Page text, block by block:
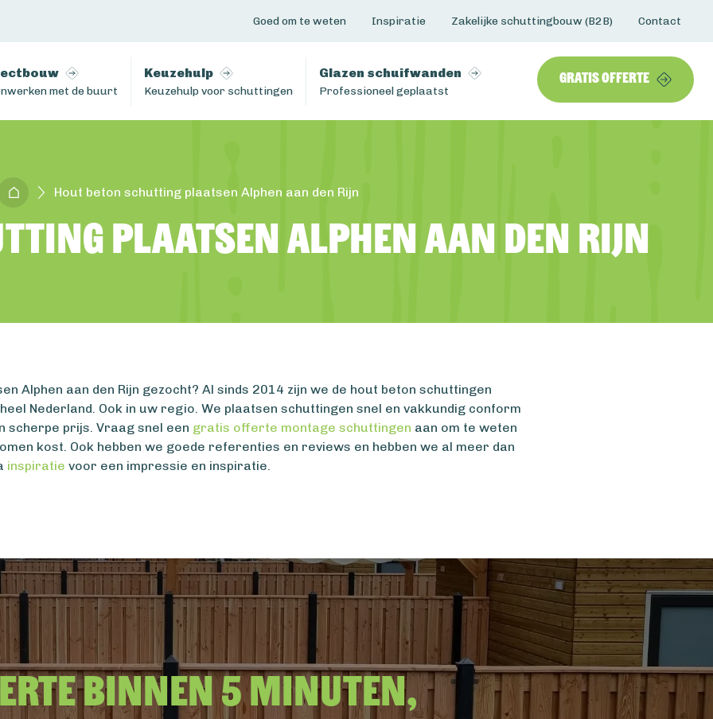
Goed om te weten Inspiratie Zakelijke schuttingbouw (B2B) Contact
met de buurt
Keuzehulp
Keuzehulp voor schuttingen
Glazen schuifwanden
Professioneel geplaatst
Gratis offerte
Hout beton schutting plaatsen Alphen aan den Rijn
plaatsen Alphen aan den Rijn
Alphen aan den Rijn gezocht? Al sinds 2014 zijn we de hout beton schuttingen
Nederland. Ook in uw regio. We plaatsen schuttingen snel en vakkundig conform
scherpe prijs. Vraag snel een gratis offerte montage schuttingen aan om te weten
kost. Ook hebben we goede referenties en reviews en hebben we al meer dan
inspiratie voor een impressie en inspiratie.
binnen 5 minuten,